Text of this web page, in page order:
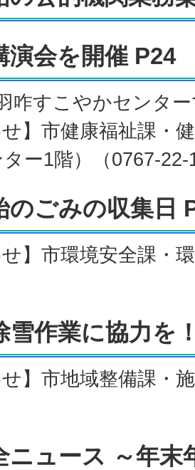
演会を開催 P24
咋すこやかセンタ
せ】市健康福祉課・
ー1階）（0767-22-
のごみの収集日
せ】市環境安全課・
雪作業に協力を
せ】市地域整備課・
ニュース ～年末